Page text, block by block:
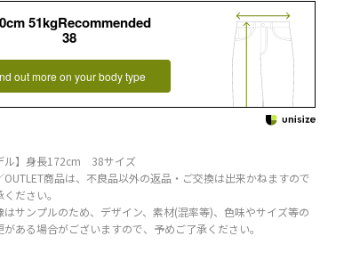
51kgRecommended
38
out more on your body type
ル】身長172cm 38サイズ
商品は、不良品以外の返品・ご交換は出来かねますので
ださい。
サンプルのため、デザイン、素材(混率等)、色味やサイズ等の
ある場合がございますので、予めご了承ください。